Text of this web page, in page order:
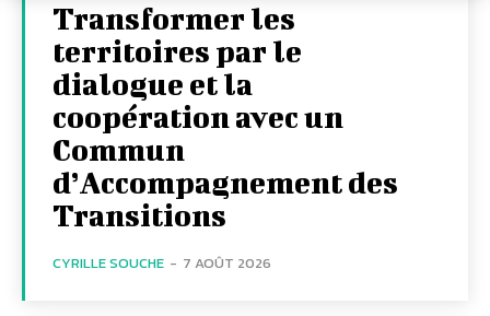
Transformer les
territoires par le
dialogue et la
coopération avec un
Commun
d’Accompagnement des
Transitions
CYRILLE SOUCHE - 7 AOÛT 2026